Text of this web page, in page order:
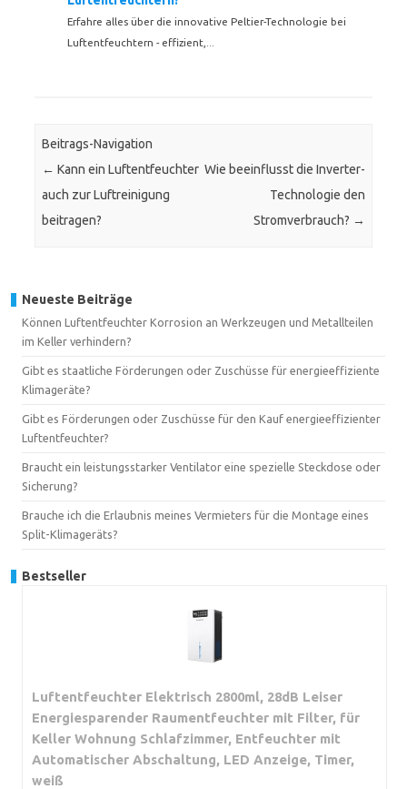
Erfahre alles über die innovative Peltier-Technologie bei
Luftentfeuchtern - effizient,...
Beitrags-Navigation
← Kann ein Luftentfeuchter
auch zur Luftreinigung
beitragen?
Wie beeinflusst die Inverter-
Technologie den
Stromverbrauch? →
Neueste Beiträge
Können Luftentfeuchter Korrosion an Werkzeugen und Metallteilen
im Keller verhindern?
Gibt es staatliche Förderungen oder Zuschüsse für energieeffiziente
Klimageräte?
Gibt es Förderungen oder Zuschüsse für den Kauf energieeffizienter
Luftentfeuchter?
Braucht ein leistungsstarker Ventilator eine spezielle Steckdose oder
Sicherung?
Brauche ich die Erlaubnis meines Vermieters für die Montage eines
Split-Klimageräts?
Bestseller
Luftentfeuchter Elektrisch 2800ml, 28dB Leiser
Energiesparender Raumentfeuchter mit Filter, für
Keller Wohnung Schlafzimmer, Entfeuchter mit
Automatischer Abschaltung, LED Anzeige, Timer,
weiß